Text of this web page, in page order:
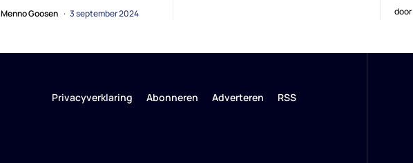
Menno Goosen 3 september 2024 door
Privacyverklaring Abonneren Adverteren RSS